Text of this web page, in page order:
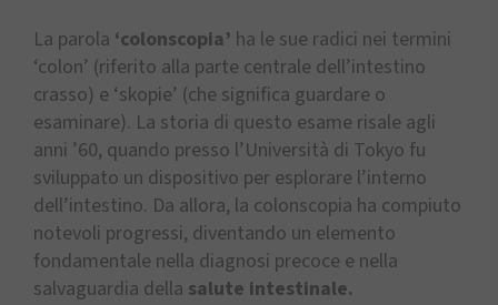
La parola ‘colonscopia’ ha le sue radici nei termini
‘colon’ (riferito alla parte centrale dell’intestino
crasso) e ‘skopie’ (che significa guardare o
esaminare). La storia di questo esame risale agli
anni ’60, quando presso l’Università di Tokyo fu
sviluppato un dispositivo per esplorare l’interno
dell’intestino. Da allora, la colonscopia ha compiuto
notevoli progressi, diventando un elemento
fondamentale nella diagnosi precoce e nella
salvaguardia della salute intestinale.